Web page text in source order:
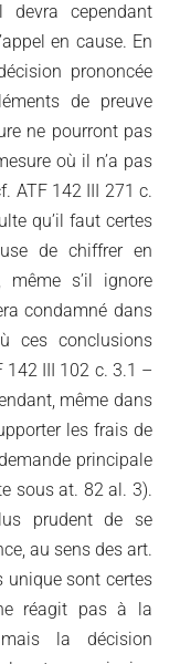
devra cependant
en cause. En
prononcée
de preuve
ne pourront pas
où il n’a pas
ATF 142 III 271 c.
qu’il faut certes
de chiffrer en
même s’il ignore
condamné dans
ces conclusions
142 III 102 c. 3.1 –
même dans
les frais de
principale
sous at. 82 al. 3).
prudent de se
au sens des art.
unique sont certes
réagit pas à la
la décision